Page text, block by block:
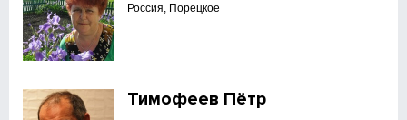
Россия, Порецкое
Тимофеев Пётр